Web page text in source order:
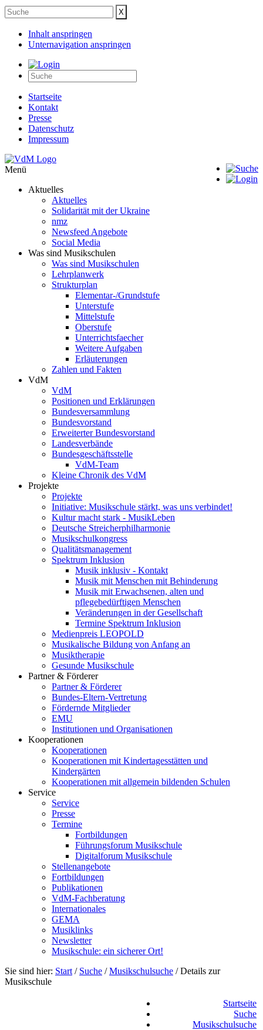
Inhalt anspringen
Unternavigation anspringen
Startseite
Kontakt
Presse
Datenschutz
Impressum
Menü
Aktuelles
Aktuelles
Solidarität mit der Ukraine
nmz
Newsfeed Angebote
Social Media
Was sind Musikschulen
Was sind Musikschulen
Lehrplanwerk
Strukturplan
Elementar-/Grundstufe
Unterstufe
Mittelstufe
Oberstufe
Unterrichtsfaecher
Weitere Aufgaben
Erläuterungen
Zahlen und Fakten
VdM
VdM
Positionen und Erklärungen
Bundesversammlung
Bundesvorstand
Erweiterter Bundesvorstand
Landesverbände
Bundesgeschäftsstelle
VdM-Team
Kleine Chronik des VdM
Projekte
Projekte
Initiative: Musikschule stärkt, was uns verbindet!
Kultur macht stark - MusikLeben
Deutsche Streicherphilharmonie
Musikschulkongress
Qualitätsmanagement
Spektrum Inklusion
Musik inklusiv - Kontakt
Musik mit Menschen mit Behinderung
Musik mit Erwachsenen, alten und
pflegebedürftigen Menschen
Veränderungen in der Gesellschaft
Termine Spektrum Inklusion
Medienpreis LEOPOLD
Musikalische Bildung von Anfang an
Musiktherapie
Gesunde Musikschule
Partner & Förderer
Partner & Förderer
Bundes-Eltern-Vertretung
Fördernde Mitglieder
EMU
Institutionen und Organisationen
Kooperationen
Kooperationen
Kooperationen mit Kindertagesstätten und
Kindergärten
Kooperationen mit allgemein bildenden Schulen
Service
Service
Presse
Termine
Fortbildungen
Führungsforum Musikschule
Digitalforum Musikschule
Stellenangebote
Fortbildungen
Publikationen
VdM-Fachberatung
Internationales
GEMA
Musiklinks
Newsletter
Musikschule: ein sicherer Ort!
Sie sind hier: Start / Suche /Musikschulsuche /Details zur
Musikschule
Startseite
Suche
Musikschulsuche